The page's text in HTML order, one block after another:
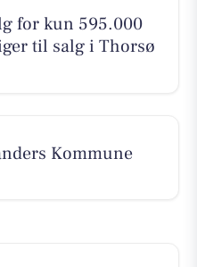
for kun 595.000
til salg i Thorsø
Kommune